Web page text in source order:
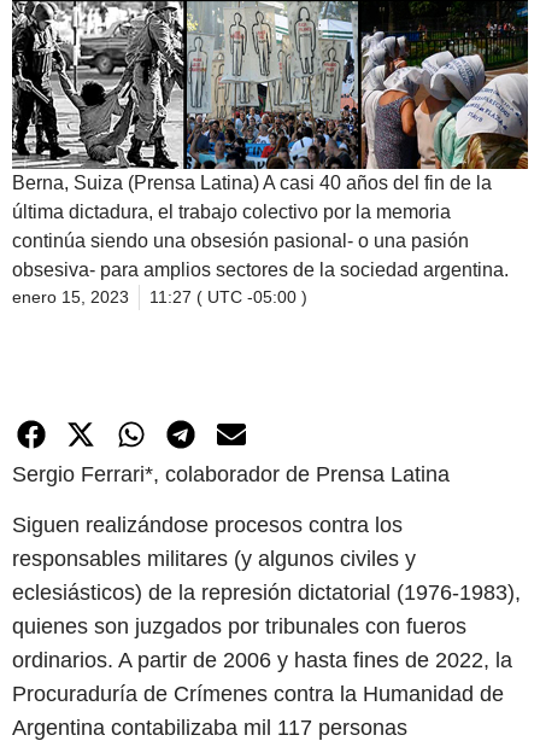
Berna, Suiza (Prensa Latina) A casi 40 años del fin de la
última dictadura, el trabajo colectivo por la memoria
continúa siendo una obsesión pasional- o una pasión
obsesiva- para amplios sectores de la sociedad argentina.
enero 15, 2023 11:27 ( UTC -05:00 )
Sergio Ferrari*, colaborador de Prensa Latina
Siguen realizándose procesos contra los
responsables militares (y algunos civiles y
eclesiásticos) de la represión dictatorial (1976-1983),
quienes son juzgados por tribunales con fueros
ordinarios. A partir de 2006 y hasta fines de 2022, la
Procuraduría de Crímenes contra la Humanidad de
Argentina contabilizaba mil 117 personas